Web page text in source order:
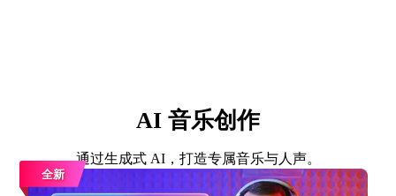
AI 音乐创作
通过生成式 AI，打造专属音乐与人声。
全新